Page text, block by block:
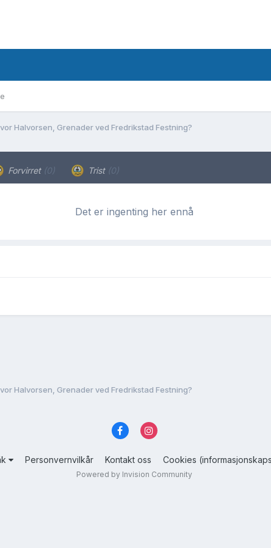
Halvorsen, Grenader ved Fredrikstad Festning?
Forvirret (0) Trist (0)
Det er ingenting her ennå
Halvorsen, Grenader ved Fredrikstad Festning?
Personvernvilkår Kontakt oss Cookies
Powered by Invision Community